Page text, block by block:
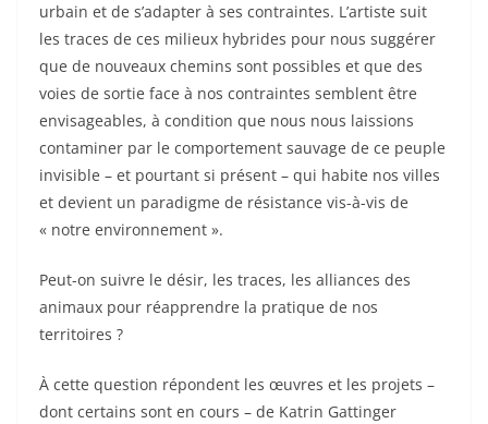
urbain et de s’adapter à ses contraintes. L’artiste suit
les traces de ces milieux hybrides pour nous suggérer
que de nouveaux chemins sont possibles et que des
voies de sortie face à nos contraintes semblent être
envisageables, à condition que nous nous laissions
contaminer par le comportement sauvage de ce peuple
invisible – et pourtant si présent – qui habite nos villes
et devient un paradigme de résistance vis-à-vis de
« notre environnement ».
Peut-on suivre le désir, les traces, les alliances des
animaux pour réapprendre la pratique de nos
territoires ?
À cette question répondent les œuvres et les projets –
dont certains sont en cours – de Katrin Gattinger